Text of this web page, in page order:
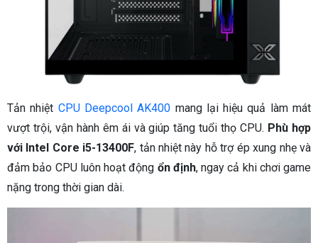
Tản nhiệt CPU Deepcool AK400 mang lại hiệu quả làm mát
vượt trội, vận hành êm ái và giúp tăng tuổi thọ CPU. Phù hợp
với Intel Core i5-13400F, tản nhiệt này hỗ trợ ép xung nhẹ và
đảm bảo CPU luôn hoạt động ổn định, ngay cả khi chơi game
nặng trong thời gian dài.